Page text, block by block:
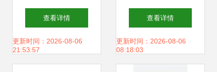
面设计水平为什么
这么高
查看详情
更新时间：2026-08-06
21:53:57
做的电商视觉全攻
略
查看详情
更新时间：2026-08-06
08:18:03